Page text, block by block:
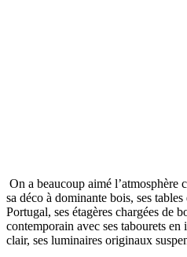
On a beaucoup aimé l’atmosphère
sa déco à dominante bois, ses
Portugal, ses étagères chargées de
contemporain avec ses tabourets en
clair, ses luminaires originaux